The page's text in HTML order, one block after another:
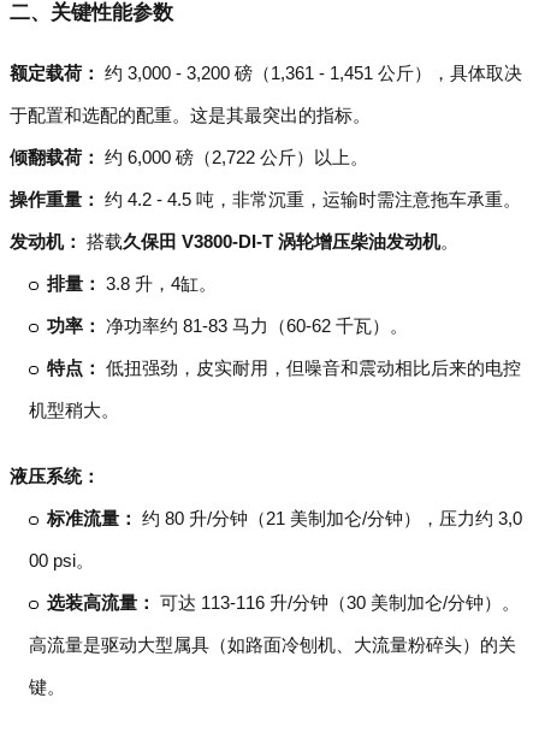
二、关键性能参数
额定载荷： 约 3,000 - 3,200 磅（1,361 - 1,451 公斤），具体取决
于配置和选配的配重。这是其最突出的指标。
倾翻载荷： 约 6,000 磅（2,722 公斤）以上。
操作重量： 约 4.2 - 4.5 吨，非常沉重，运输时需注意拖车承重。
发动机： 搭载久保田 V3800-DI-T 涡轮增压柴油发动机。
排量： 3.8 升，4缸。
功率： 净功率约 81-83 马力（60-62 千瓦）。
特点： 低扭强劲，皮实耐用，但噪音和震动相比后来的电控
机型稍大。
液压系统：
标准流量： 约 80 升/分钟（21 美制加仑/分钟），压力约 3,0
00 psi。
选装高流量： 可达 113-116 升/分钟（30 美制加仑/分钟）。
高流量是驱动大型属具（如路面冷刨机、大流量粉碎头）的关
键。